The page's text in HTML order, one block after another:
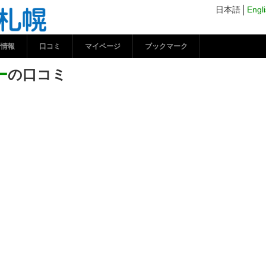
日本語
リーの口コミ | コ
報 口コミ マイページ ブックマーク
の口コミ